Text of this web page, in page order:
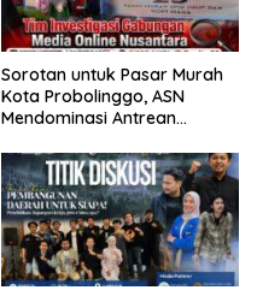
Sorotan untuk Pasar Murah
Kota Probolinggo, ASN
Mendominasi Antrean